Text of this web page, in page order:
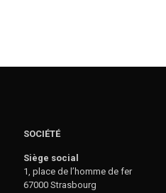
SOCIÉTÉ
Siège social
1, place de l’homme de fer
67000 Strasbourg